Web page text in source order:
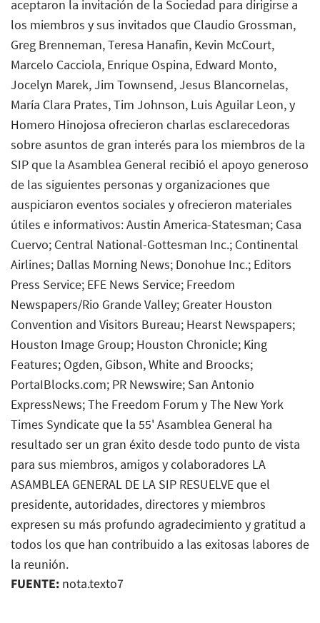
aceptaron la invitación de la Sociedad para dirigirse a
los miembros y sus invitados que Claudio Grossman,
Greg Brenneman, Teresa Hanafin, Kevin McCourt,
Marcelo Cacciola, Enrique Ospina, Edward Monto,
Jocelyn Marek, Jim Townsend, Jesus Blancornelas,
María Clara Prates, Tim Johnson, Luis Aguilar Leon, y
Homero Hinojosa ofrecieron charlas esclarecedoras
sobre asuntos de gran interés para los miembros de la
SIP que la Asamblea General recibió el apoyo generoso
de las siguientes personas y organizaciones que
auspiciaron eventos sociales y ofrecieron materiales
útiles e informativos: Austin America-Statesman; Casa
Cuervo; Central National-Gottesman Inc.; Continental
Airlines; Dallas Morning News; Donohue Inc.; Editors
Press Service; EFE News Service; Freedom
Newspapers/Rio Grande Valley; Greater Houston
Convention and Visitors Bureau; Hearst Newspapers;
Houston Image Group; Houston Chronicle; King
Features; Ogden, Gibson, White and Broocks;
PortaIBlocks.com; PR Newswire; San Antonio
ExpressNews; The Freedom Forum y The New York
Times Syndicate que la 55' Asamblea General ha
resultado ser un gran éxito desde todo punto de vista
para sus miembros, amigos y colaboradores LA
ASAMBLEA GENERAL DE LA SIP RESUELVE que el
presidente, autoridades, directores y miembros
expresen su más profundo agradecimiento y gratitud a
todos los que han contribuido a las exitosas labores de
la reunión.
FUENTE: nota.texto7